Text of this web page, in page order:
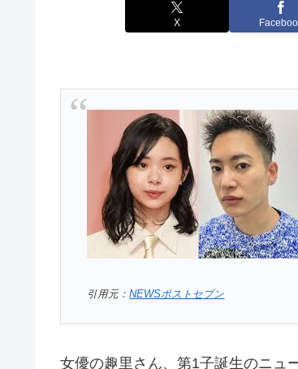
X
引用元：NEWSポストセブン
女優の趣里さん、第1子誕生のニュ